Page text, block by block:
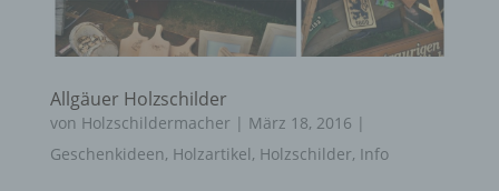
Allgäuer Holzschilder
von Holzschildermacher | März 18, 2016 |
Geschenkideen, Holzartikel, Holzschilder, Info